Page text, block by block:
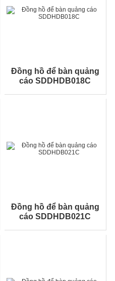
Đồng hồ để bàn quảng
cáo SDDHDB018C
Đồng hồ để bàn quảng
cáo SDDHDB021C